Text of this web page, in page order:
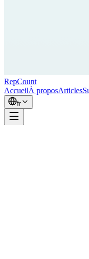
RepCount
AccueilÀ proposArticles
fr